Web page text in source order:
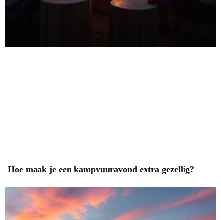
Hoe maak je een kampvuuravond extra gezellig?